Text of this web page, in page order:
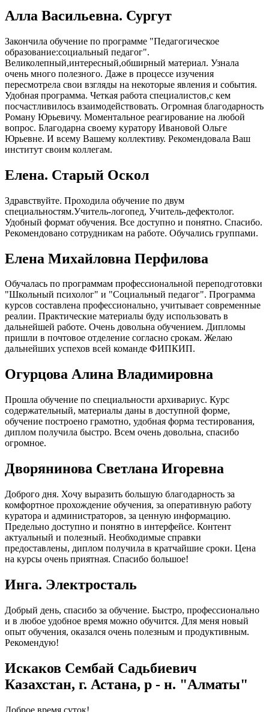
Алла Васильевна. Сургут
Закончила обучение по программе "Педагогическое
образование:социальный педагог".
Великолепный,интересный,обширный материал. Узнала
очень много полезного. Даже в процессе изучения
пересмотрела свои взгляды на некоторые явления и события.
Удобная программа. Четкая работа специалистов,с кем
посчастливилось взаимодействовать. Огромная благодарность
Роману Юрьевичу. Моментальное реагирование на любой
вопрос. Благодарна своему куратору Ивановой Ольге
Юрьевне. И всему Вашему коллективу. Рекомендовала Ваш
институт своим коллегам.
Елена. Старый Оскол
Здравствуйте. Проходила обучение по двум
специальностям.Учитель-логопед, Учитель-дефектолог.
Удобный формат обучения. Все доступно и понятно. Спасибо.
Рекомендовано сотрудникам на работе. Обучались группами.
Елена Михайловна Перфилова
Обучалась по программам профессиональной переподготовки
"Школьный психолог" и "Социальный педагог". Программа
курсов составлена профессионально, учитывает современные
реалии. Практические материалы буду использовать в
дальнейшей работе. Очень довольна обучением. Дипломы
пришли в почтовое отделение согласно срокам. Желаю
дальнейших успехов всей команде ФИПКИП.
Огурцова Алина Владимировна
Прошла обучение по специальности архивариус. Курс
содержательный, материалы даны в доступной форме,
обучение построено грамотно, удобная форма тестирования,
диплом получила быстро. Всем очень довольна, спасибо
огромное.
Дворянинова Светлана Игоревна
Доброго дня. Хочу выразить большую благодарность за
комфортное прохождение обучения, за оперативную работу
куратора и администраторов, за ценную информацию.
Предельно доступно и понятно в интерфейсе. Контент
актуальный и полезный. Необходимые справки
предоставлены, диплом получила в кратчайшие сроки. Цена
на курсы очень приятная. Спасибо большое!
Инга. Электросталь
Добрый день, спасибо за обучение. Быстро, профессионально
и в любое удобное время можно обучится. Для меня новый
опыт обучения, оказался очень полезным и продуктивным.
Рекомендую!
Искаков Сембай Садьбиевич
Казахстан, г. Астана, р - н. "Алматы"
Доброе время суток!